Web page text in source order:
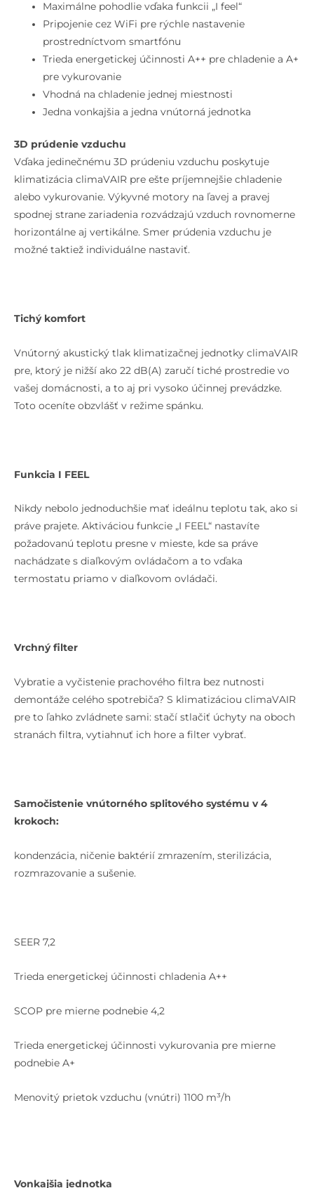
Maximálne pohodlie vďaka funkcii „I feel“
Pripojenie cez WiFi pre rýchle nastavenie
prostredníctvom smartfónu
Trieda energetickej účinnosti A++ pre chladenie a A+
pre vykurovanie
Vhodná na chladenie jednej miestnosti
Jedna vonkajšia a jedna vnútorná jednotka
3D prúdenie vzduchu
Vďaka jedinečnému 3D prúdeniu vzduchu poskytuje
klimatizácia climaVAIR pre ešte príjemnejšie chladenie
alebo vykurovanie. Výkyvné motory na ľavej a pravej
spodnej strane zariadenia rozvádzajú vzduch rovnomerne
horizontálne aj vertikálne. Smer prúdenia vzduchu je
možné taktiež individuálne nastaviť.
Tichý komfort
Vnútorný akustický tlak klimatizačnej jednotky climaVAIR
pre, ktorý je nižší ako 22 dB(A) zaručí tiché prostredie vo
vašej domácnosti, a to aj pri vysoko účinnej prevádzke.
Toto oceníte obzvlášť v režime spánku.
Funkcia I FEEL
Nikdy nebolo jednoduchšie mať ideálnu teplotu tak, ako si
práve prajete. Aktiváciou funkcie „I FEEL“ nastavíte
požadovanú teplotu presne v mieste, kde sa práve
nachádzate s diaľkovým ovládačom a to vďaka
termostatu priamo v diaľkovom ovládači.
Vrchný filter
Vybratie a vyčistenie prachového filtra bez nutnosti
demontáže celého spotrebiča? S klimatizáciou climaVAIR
pre to ľahko zvládnete sami: stačí stlačiť úchyty na oboch
stranách filtra, vytiahnuť ich hore a filter vybrať.
Samočistenie vnútorného splitového systému v 4
krokoch:
kondenzácia, ničenie baktérií zmrazením, sterilizácia,
rozmrazovanie a sušenie.
SEER 7,2
Trieda energetickej účinnosti chladenia A++
SCOP pre mierne podnebie 4,2
Trieda energetickej účinnosti vykurovania pre mierne
podnebie A+
Menovitý prietok vzduchu (vnútri) 1100 m³/h
Vonkajšia jednotka